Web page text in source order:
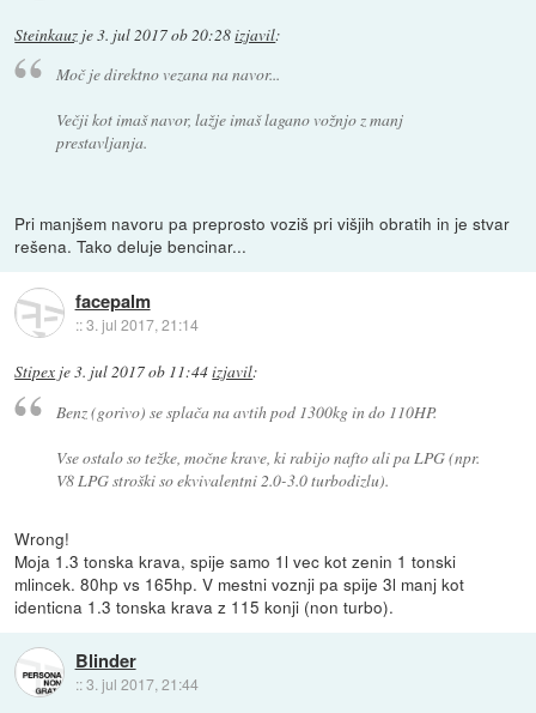
Steinkauz je3. jul 2017 ob 20:28izjavil:
Moč je direktno vezana na navor...
Večji kot imaš navor, lažje imaš lagano vožnjo z manj
prestavljanja.
Pri manjšem navoru pa preprosto voziš pri višjih obratih in je stvar
rešena. Tako deluje bencinar...
facepalm
::3. jul 2017, 21:14
Stipex je3. jul 2017 ob 11:44izjavil:
Benz (gorivo) se splača na avtih pod 1300kg in do 110HP.
Vse ostalo so težke, močne krave, ki rabijo nafto ali pa LPG (npr.
V8 LPG stroški so ekvivalentni 2.0-3.0 turbodizlu).
Wrong!
Moja 1.3 tonska krava, spije samo 1l vec kot zenin 1 tonski
mlincek. 80hp vs 165hp. V mestni voznji pa spije 3l manj kot
identicna 1.3 tonska krava z 115 konji (non turbo).
Blinder
::3. jul 2017, 21:44